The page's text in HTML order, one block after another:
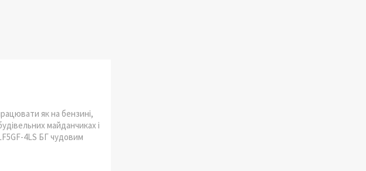
як на бензині,
майданчиках і
4LS БГ чудовим